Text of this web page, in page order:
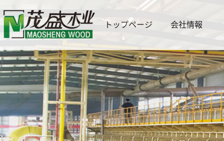
トップページ 会社情報